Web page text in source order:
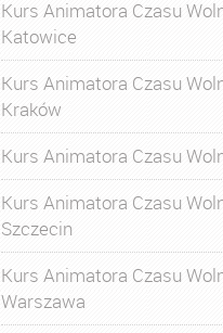
Kurs Animatora Czasu
Katowice
Kurs Animatora Czasu
Kraków
Kurs Animatora Czasu
Kurs Animatora Czasu
Szczecin
Kurs Animatora Czasu
Warszawa